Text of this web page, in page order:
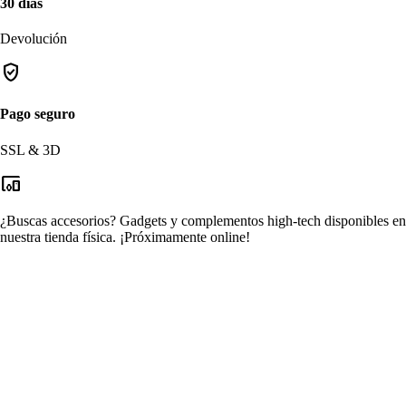
Devolución
verified_user
Pago seguro
SSL & 3D
devices_other
¿Buscas accesorios? Gadgets y complementos high-tech disponibles en
nuestra tienda física. ¡Próximamente online!